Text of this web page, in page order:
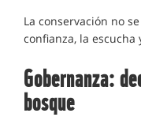
La conservación no
confianza, la
Gobernanza:
bosque